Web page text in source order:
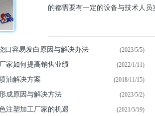
的都需要有一定的设备与技术人
(2023/5/5)
口容易发白原因与解决办法
(2022/1/11)
家如何提高销售业绩
(2018/11/15)
油解决方案
(2023/5/2)
成原因与解决方法
(2021/5/19)
注塑加工厂家的机遇